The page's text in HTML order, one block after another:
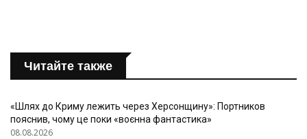
Читайте также
«Шлях до Криму лежить через Херсонщину»: Портников
пояснив, чому це поки «воєнна фантастика»
08.08.2026